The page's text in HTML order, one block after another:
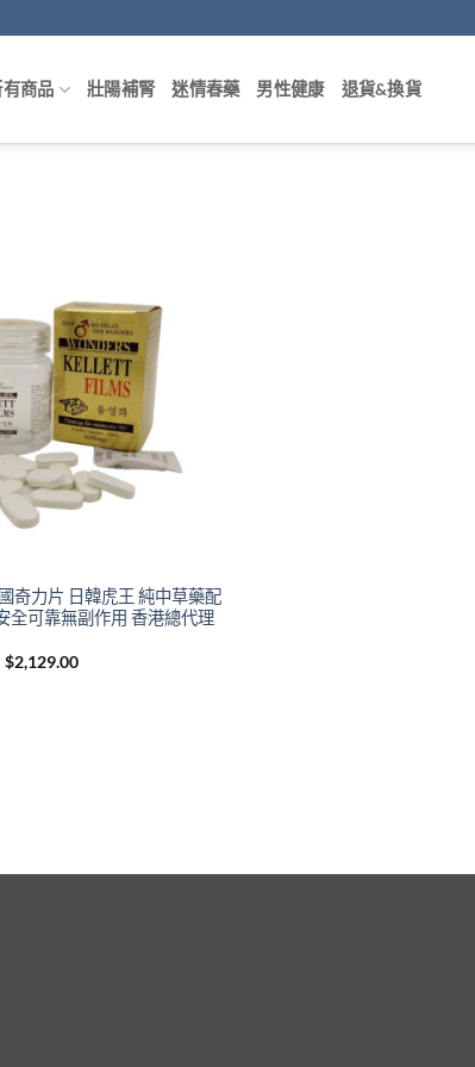
有商品 壯陽補腎 迷情春藥 男性健康 退貨&換貨
奇力片 日韓虎王 純中草藥配
全可靠無副作用 香港總代理
$2,129.00Price